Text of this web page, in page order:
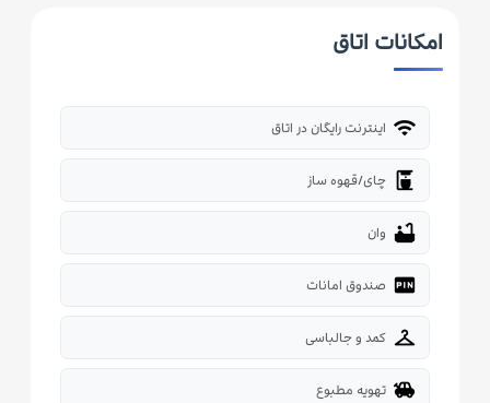
امکانات اتاق
wifi اینترنت رایگان در اتاق
coffee_maker چای/قهوه ساز
bathtub وان
fiber_pin صندوق امانات
checkroom کمد و جالباسی
toys تهویه مطبوع